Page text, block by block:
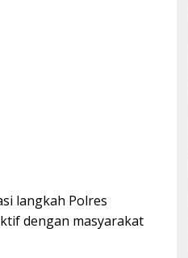
langkah Polres
dengan masyarakat